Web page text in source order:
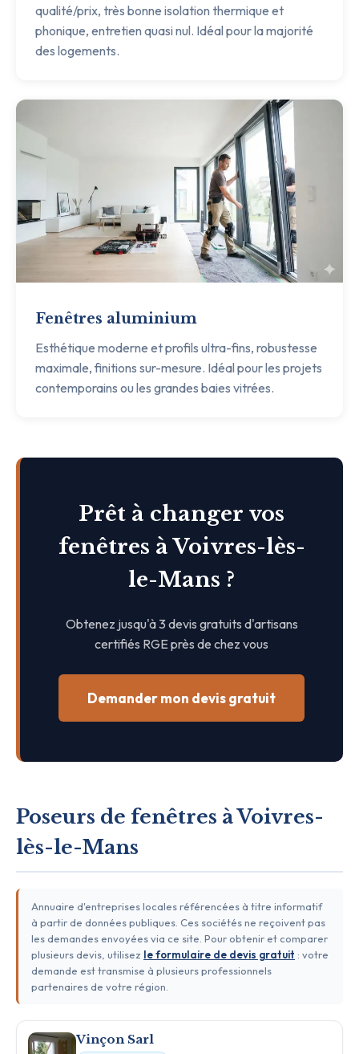
qualité/prix, très bonne isolation thermique et
phonique, entretien quasi nul. Idéal pour la majorité
des logements.
Fenêtres aluminium
Esthétique moderne et profils ultra-fins, robustesse
maximale, finitions sur-mesure. Idéal pour les projets
contemporains ou les grandes baies vitrées.
Prêt à changer vos
fenêtres à Voivres-lès-
le-Mans ?
Obtenez jusqu'à 3 devis gratuits d'artisans
certifiés RGE près de chez vous
Demander mon devis gratuit
Poseurs de fenêtres à Voivres-
lès-le-Mans
Annuaire d'entreprises locales référencées à titre informatif
à partir de données publiques. Ces sociétés ne reçoivent pas
les demandes envoyées via ce site. Pour obtenir et comparer
plusieurs devis, utilisez le formulaire de devis gratuit : votre
demande est transmise à plusieurs professionnels
partenaires de votre région.
Vinçon Sarl